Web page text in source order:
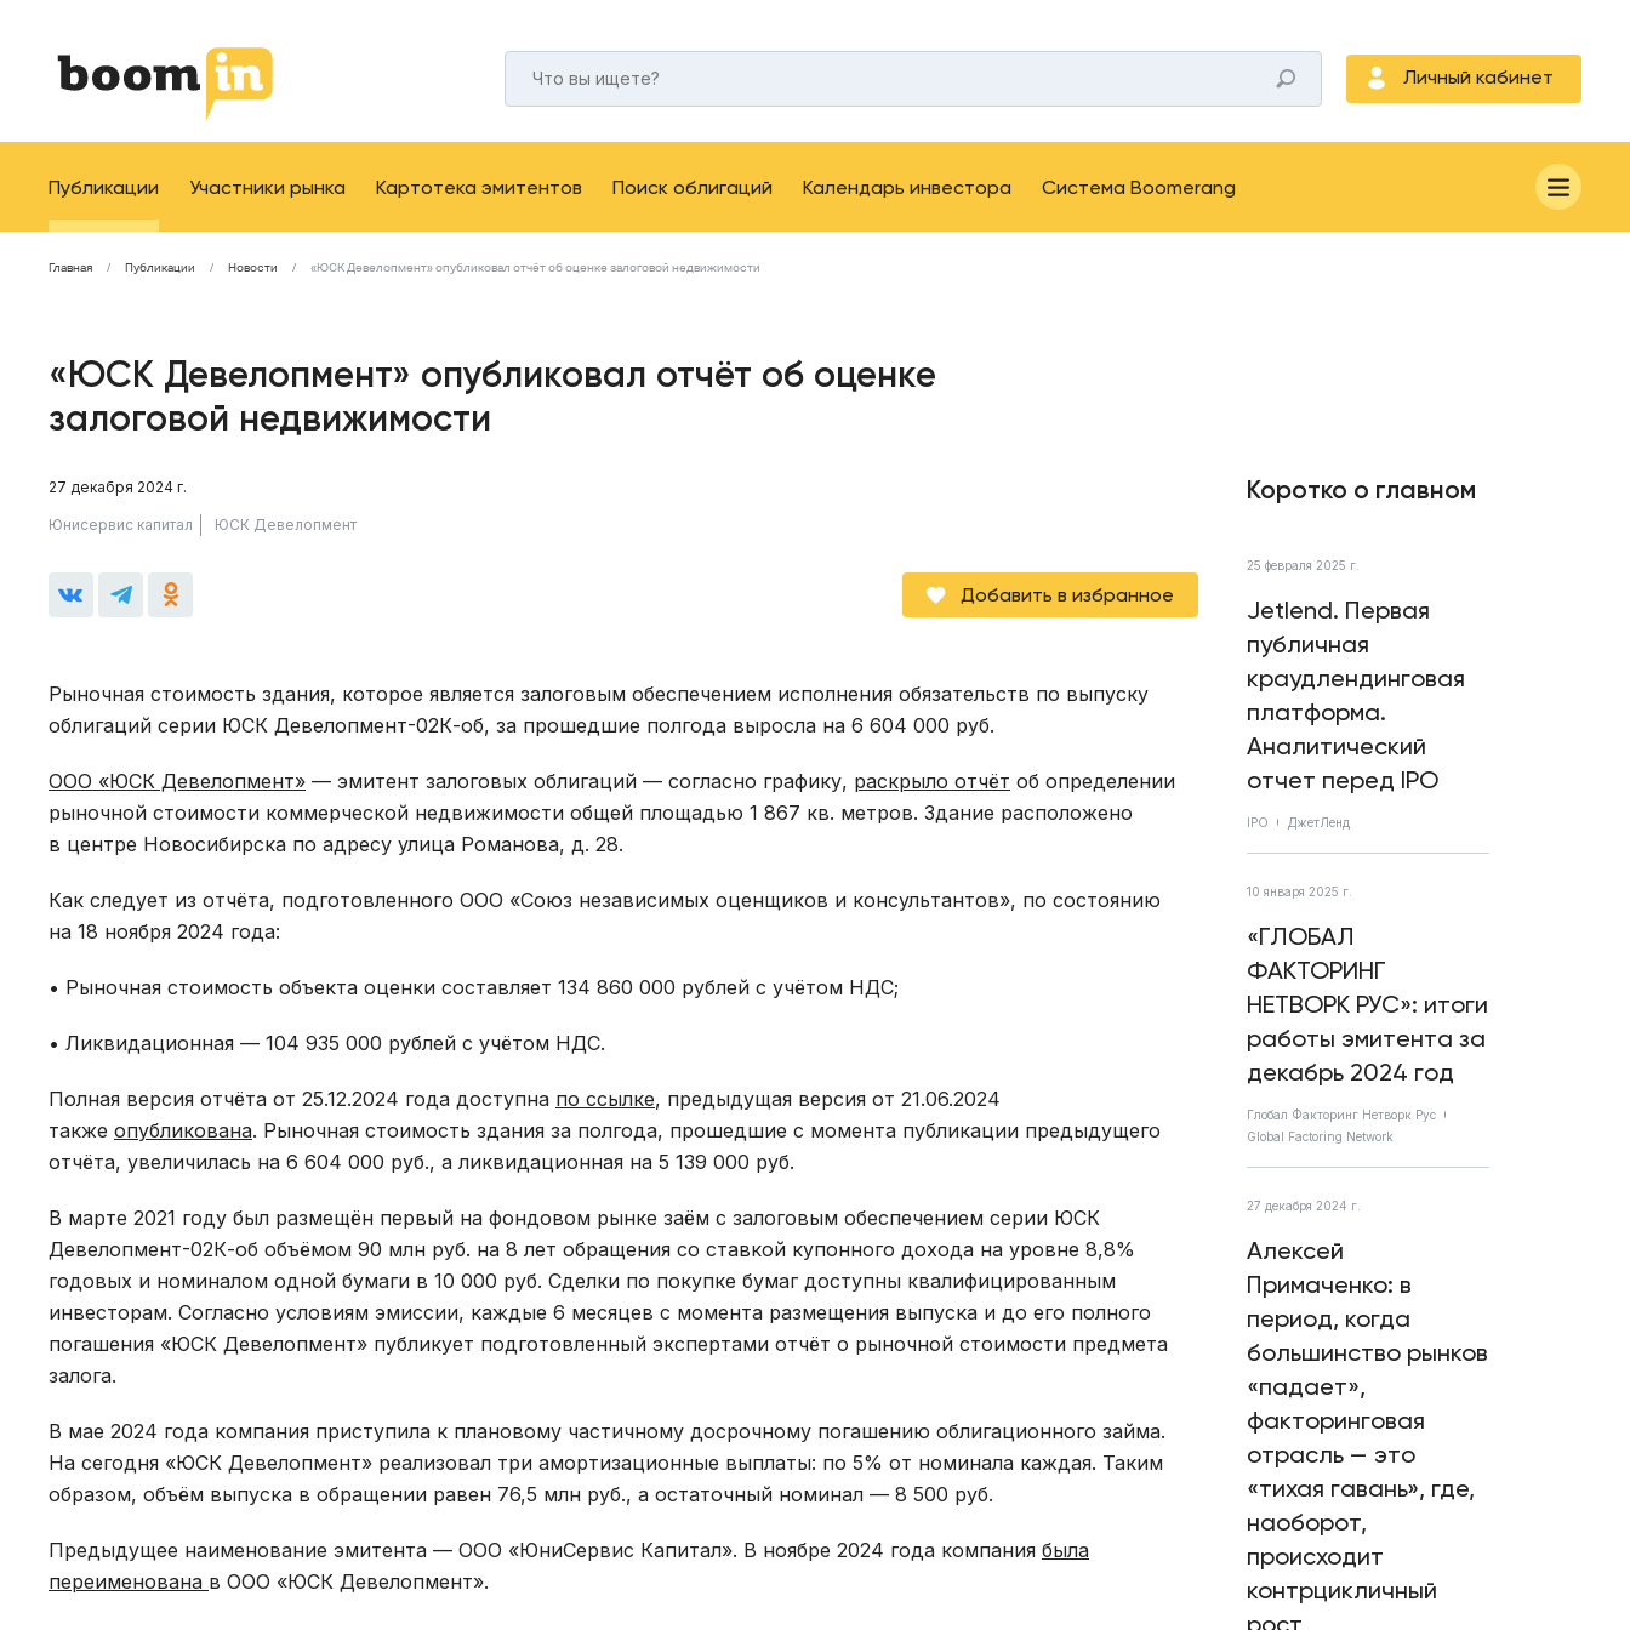
Личный кабинет
Публикации Участники рынка Картотека эмитентов Поиск облигаций Календарь инвестора Система Boomerang
Главная Публикации Новости «ЮСК Девелопмент» опубликовал отчёт об оценке залоговой недвижимости
«ЮСК Девелопмент» опубликовал отчёт об оценке
залоговой недвижимости
27 декабря 2024 г.
Юнисервис капитал ЮСК Девелопмент
Добавить в избранное
Рыночная стоимость здания, которое является залоговым обеспечением исполнения обязательств по выпуску
облигаций серии ЮСК Девелопмент-02К-об, за прошедшие полгода выросла на 6 604 000 руб.
ООО «ЮСК Девелопмент» — эмитент залоговых облигаций — согласно графику, раскрыло отчёт об определении
рыночной стоимости коммерческой недвижимости общей площадью 1 867 кв. метров. Здание расположено
в центре Новосибирска по адресу улица Романова, д. 28.
Как следует из отчёта, подготовленного ООО «Союз независимых оценщиков и консультантов», по состоянию
на 18 ноября 2024 года:
• Рыночная стоимость объекта оценки составляет 134 860 000 рублей с учётом НДС;
• Ликвидационная — 104 935 000 рублей с учётом НДС.
Полная версия отчёта от 25.12.2024 года доступна по ссылке, предыдущая версия от 21.06.2024
также опубликована. Рыночная стоимость здания за полгода, прошедшие с момента публикации предыдущего
отчёта, увеличилась на 6 604 000 руб., а ликвидационная на 5 139 000 руб.
В марте 2021 году был размещён первый на фондовом рынке заём с залоговым обеспечением серии ЮСК
Девелопмент-02К-об объёмом 90 млн руб. на 8 лет обращения со ставкой купонного дохода на уровне 8,8%
годовых и номиналом одной бумаги в 10 000 руб. Сделки по покупке бумаг доступны квалифицированным
инвесторам. Согласно условиям эмиссии, каждые 6 месяцев с момента размещения выпуска и до его полного
погашения «ЮСК Девелопмент» публикует подготовленный экспертами отчёт о рыночной стоимости предмета
залога.
В мае 2024 года компания приступила к плановому частичному досрочному погашению облигационного займа.
На сегодня «ЮСК Девелопмент» реализовал три амортизационные выплаты: по 5% от номинала каждая. Таким
образом, объём выпуска в обращении равен 76,5 млн руб., а остаточный номинал — 8 500 руб.
Предыдущее наименование эмитента — ООО «ЮниСервис Капитал». В ноябре 2024 года компания была
переименована в ООО «ЮСК Девелопмент».
Коротко о главном
25 февраля 2025 г.
Jetlend. Первая
публичная
краудлендинговая
платформа.
Аналитический
отчет перед IPO
IPO ДжетЛенд
10 января 2025 г.
«ГЛОБАЛ
ФАКТОРИНГ
НЕТВОРК РУС»: итоги
работы эмитента за
декабрь 2024 год
Глобал Факторинг Нетворк Рус
Global Factoring Network
27 декабря 2024 г.
Алексей
Примаченко: в
период, когда
большинство рынков
«падает»,
факторинговая
отрасль — это
«тихая гавань», где,
наоборот,
происходит
контрцикличный
рост